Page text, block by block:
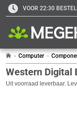
VOOR 22:30
Computer
Western Digital
Uit voorraad leverbaar.